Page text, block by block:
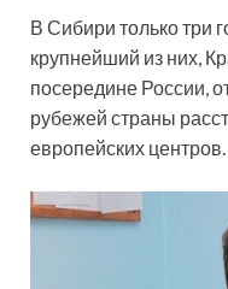
В Сибири только три
крупнейший из них,
посередине России,
рубежей страны
европейских центров.